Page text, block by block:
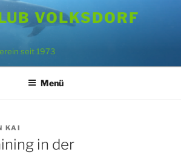
VOLKSDORF
seit 1973
Menü
KAI
in der